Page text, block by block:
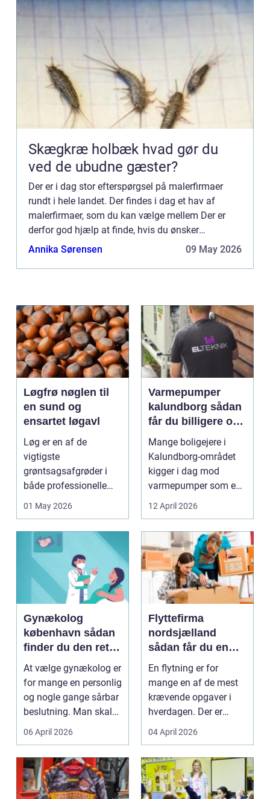
Skægkræ holbæk hvad gør du
ved de ubudne gæster?
Der er i dag stor efterspørgsel på malerfirmaer
rundt i hele landet. Der findes i dag et hav af
malerfirmaer, som du kan vælge mellem Der er
derfor god hjælp at finde, hvis du ønsker
professionel hjælp til en mal...
Annika Sørensen 09 May 2026
Løgfrø nøglen til
en sund og
ensartet løgavl
Løg er en af de
vigtigste
grøntsagsafgrøder i
både professionelle
køkkenhaver og større
01 May 2026
Varmepumper
kalundborg sådan
får du billigere og
mere bæredygtig
varme
Mange boligejere i
Kalundborg-området
kigger i dag mod
varmepumper som en
vej til lavere
12 April 2026
Gynækolog
københavn sådan
finder du den rette
specialist
At vælge gynækolog er
for mange en personlig
og nogle gange sårbar
beslutning. Man skal
både føle si...
06 April 2026
Flyttefirma
nordsjælland
sådan får du en
tryg og effektiv
flytning
En flytning er for
mange en af de mest
krævende opgaver i
hverdagen. Der er
meget at holde styr på,
04 April 2026